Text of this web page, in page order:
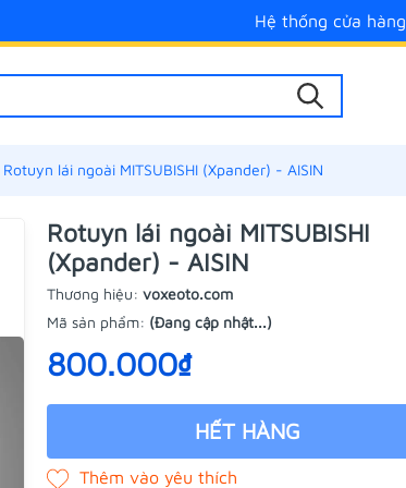
Hệ thống cửa hàng
Rotuyn lái ngoài MITSUBISHI (Xpander) - AISIN
Rotuyn lái ngoài MITSUBISHI
(Xpander) - AISIN
Thương hiệu: voxeoto.com
Mã sản phẩm: (Đang cập nhật...)
800.000₫
HẾT HÀNG